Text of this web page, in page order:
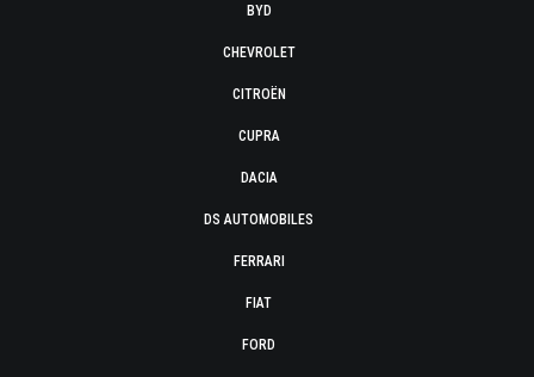
BYD
CHEVROLET
CITROËN
CUPRA
DACIA
DS AUTOMOBILES
FERRARI
FIAT
FORD